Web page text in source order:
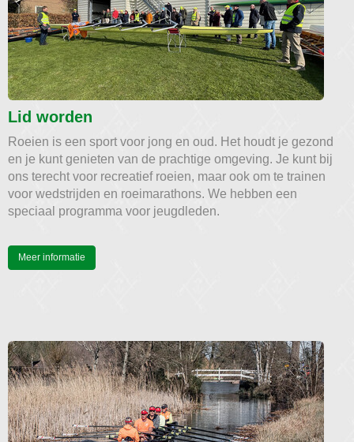
Lid worden
Roeien is een sport voor jong en oud. Het houdt je gezond
en je kunt genieten van de prachtige omgeving. Je kunt bij
ons terecht voor recreatief roeien, maar ook om te trainen
voor wedstrijden en roeimarathons. We hebben een
speciaal programma voor jeugdleden.
Meer informatie